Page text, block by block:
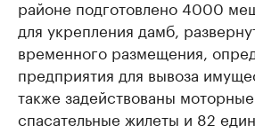
районе подготовлено 4000
для укрепления дамб,
временного размещения,
предприятия для вывоза
также задействованы моторные
спасательные жилеты и 82